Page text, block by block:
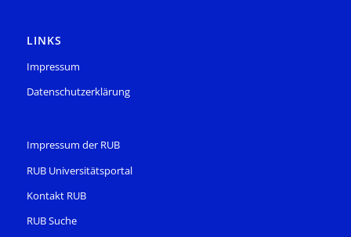
LINKS
Impressum
Datenschutzerklärung
Impressum der RUB
RUB Universitätsportal
Kontakt RUB
RUB Suche